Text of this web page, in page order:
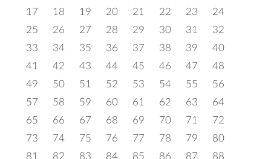
17
18 19 20 21 22 23
24
25
26 27 28 29 30 31
32
33
34 35 36 37 38 39
40
41
42 43 44 45 46 47
48
49
50 51 52 53 54 55
56
57
58 59 60 61 62 63
64
65
66 67 68 69 70 71
72
73
74 75 76 77 78 79
80
81
82 83 84 85 86 87
88